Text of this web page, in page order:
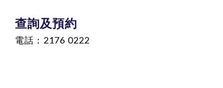
查詢及預約
電話： 2176 0222